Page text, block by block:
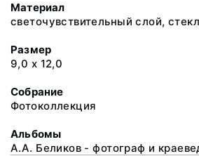
Материал
светочувствительный слой,
Размер
9,0 х 12,0
Собрание
Фотоколлекция
Альбомы
А.А. Беликов - фотограф и